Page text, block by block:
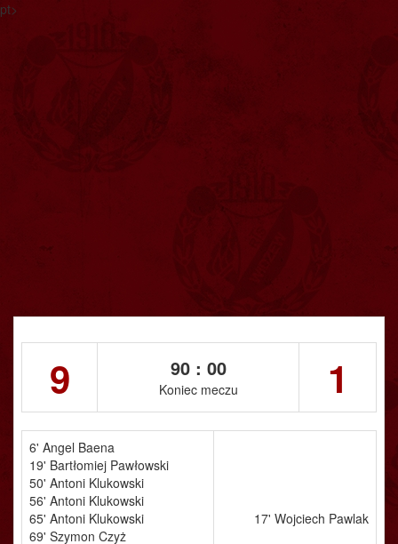
pt>
9 90 : 00
Koniec meczu 1
6' Angel Baena
19' Bartłomiej Pawłowski
50' Antoni Klukowski
56' Antoni Klukowski
65' Antoni Klukowski
69' Szymon Czyż
17' Wojciech Pawlak